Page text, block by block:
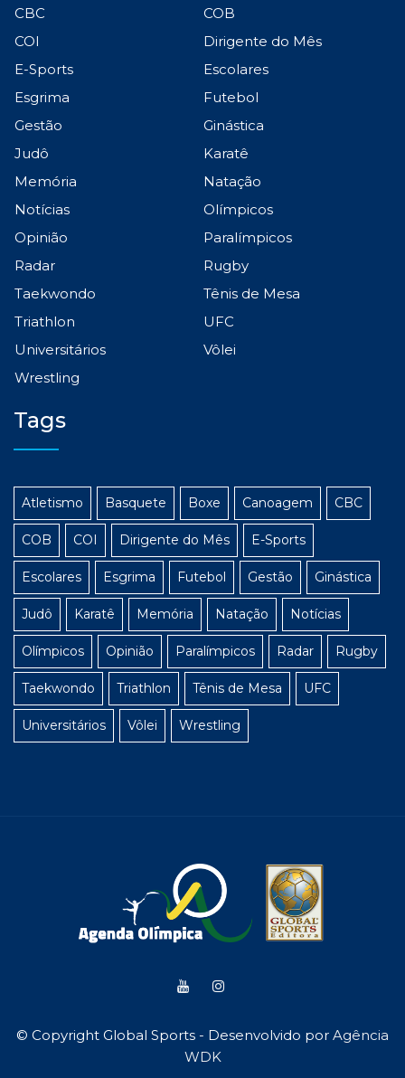
CBC
COB
COI
Dirigente do Mês
E-Sports
Escolares
Esgrima
Futebol
Gestão
Ginástica
Judô
Karatê
Memória
Natação
Notícias
Olímpicos
Opinião
Paralímpicos
Radar
Rugby
Taekwondo
Tênis de Mesa
Triathlon
UFC
Universitários
Vôlei
Wrestling
Tags
Atletismo Basquete Boxe Canoagem CBC
COB COI Dirigente do Mês E-Sports
Escolares Esgrima Futebol Gestão Ginástica
Judô Karatê Memória Natação Notícias
Olímpicos Opinião Paralímpicos Radar Rugby
Taekwondo Triathlon Tênis de Mesa UFC
Universitários Vôlei Wrestling
© Copyright Global Sports - Desenvolvido por Agência
WDK